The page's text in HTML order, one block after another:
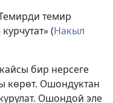
темир
(Накыл
бир нерсеге
көрөт. Ошондуктан
Ошондой эле